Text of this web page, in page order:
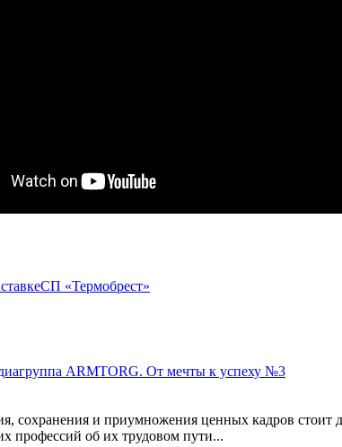
СП «Термобрест»
ARMTORG. От мечты к успеху №3
сохранения и приумножения ценных кадров стоит
профессий об их трудовом пути...